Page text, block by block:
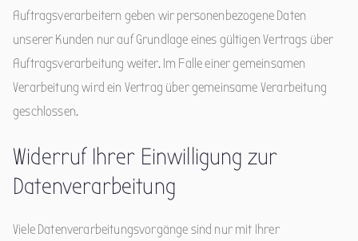
Auftragsverarbeitern geben wir personenbezogene Daten
unserer Kunden nur auf Grundlage eines gültigen Vertrags über
Auftragsverarbeitung weiter. Im Falle einer gemeinsamen
Verarbeitung wird ein Vertrag über gemeinsame Verarbeitung
geschlossen.
Widerruf Ihrer Einwilligung zur
Datenverarbeitung
Viele Datenverarbeitungsvorgänge sind nur mit Ihrer